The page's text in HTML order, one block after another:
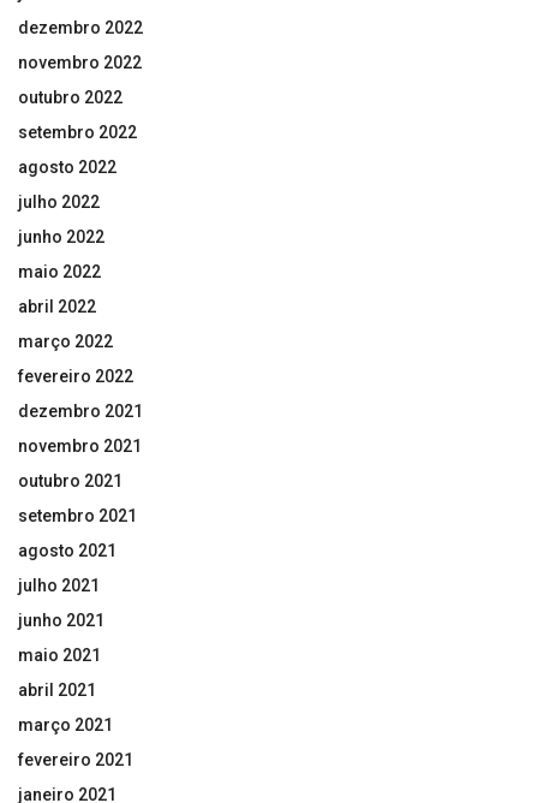
dezembro 2022
novembro 2022
outubro 2022
setembro 2022
agosto 2022
julho 2022
junho 2022
maio 2022
abril 2022
março 2022
fevereiro 2022
dezembro 2021
novembro 2021
outubro 2021
setembro 2021
agosto 2021
julho 2021
junho 2021
maio 2021
abril 2021
março 2021
fevereiro 2021
janeiro 2021